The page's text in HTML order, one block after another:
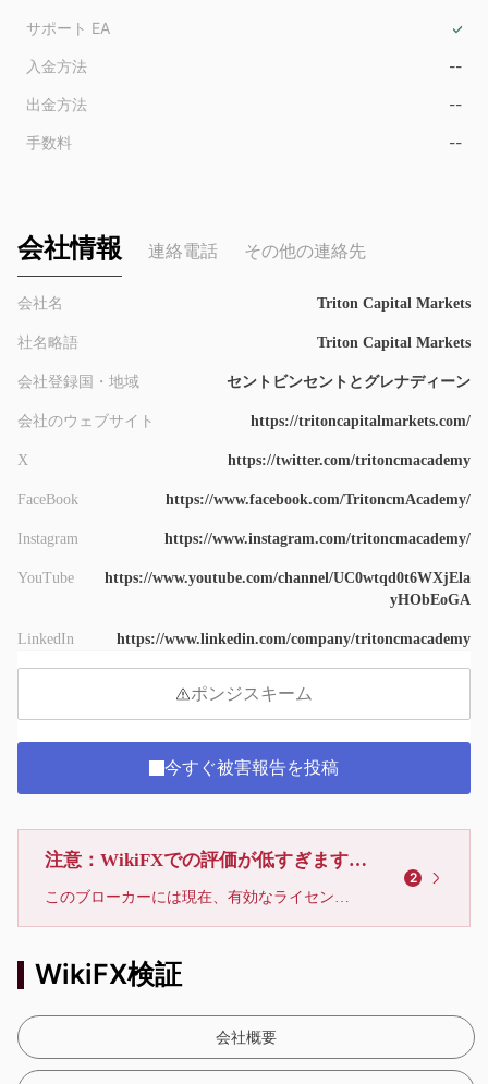
サポート EA
入金方法 --
出金方法 --
手数料 --
会社情報 連絡電話 その他の連絡先
会社名 Triton Capital Markets
社名略語 Triton Capital Markets
会社登録国・地域 セントビンセントとグレナディーン
会社のウェブサイト https://tritoncapitalmarkets.com/
X https://twitter.com/tritoncmacademy
FaceBook https://www.facebook.com/TritoncmAcademy/
Instagram https://www.instagram.com/tritoncmacademy/
YouTube
https://www.youtube.com/channel/UC0wtqd0t6WXjEla
yHObEoGA
LinkedIn https://www.linkedin.com/company/tritoncmacademy
ポンジスキーム
今すぐ被害報告を投稿
注意：WikiFXでの評価が低すぎます、利用しないでください
このブローカーには現在、有効なライセンスが確認されていません。リスクにご注意下さい！
2
WikiFX検証
会社概要